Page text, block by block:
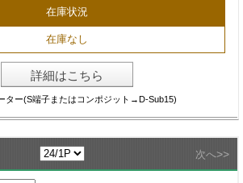
在庫状況
在庫なし
詳細はこちら
ター(S端子またはコンポジット→D-Sub15)
次へ>>